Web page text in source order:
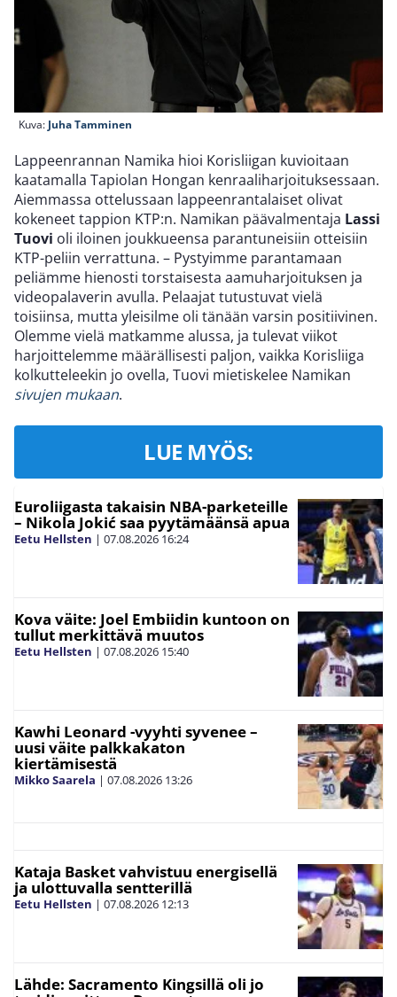
Kuva: Juha Tamminen
Lappeenrannan Namika hioi Korisliigan kuvioitaan
kaatamalla Tapiolan Hongan kenraaliharjoituksessaan.
Aiemmassa ottelussaan lappeenrantalaiset olivat
kokeneet tappion KTP:n. Namikan päävalmentaja Lassi
Tuovi oli iloinen joukkueensa parantuneisiin otteisiin
KTP-peliin verrattuna. – Pystyimme parantamaan
peliämme hienosti torstaisesta aamuharjoituksen ja
videopalaverin avulla. Pelaajat tutustuvat vielä
toisiinsa, mutta yleisilme oli tänään varsin positiivinen.
Olemme vielä matkamme alussa, ja tulevat viikot
harjoittelemme määrällisesti paljon, vaikka Korisliiga
kolkutteleekin jo ovella, Tuovi mietiskelee Namikan
sivujen mukaan.
LUE MYÖS:
Euroliigasta takaisin NBA-parketeille
– Nikola Jokić saa pyytämäänsä apua
Eetu Hellsten | 07.08.2026 16:24
Kova väite: Joel Embiidin kuntoon on
tullut merkittävä muutos
Eetu Hellsten | 07.08.2026 15:40
Kawhi Leonard -vyyhti syvenee –
uusi väite palkkakaton
kiertämisestä
Mikko Saarela | 07.08.2026 13:26
Kataja Basket vahvistuu energisellä
ja ulottuvalla sentterillä
Eetu Hellsten | 07.08.2026 12:13
Lähde: Sacramento Kingsillä oli jo